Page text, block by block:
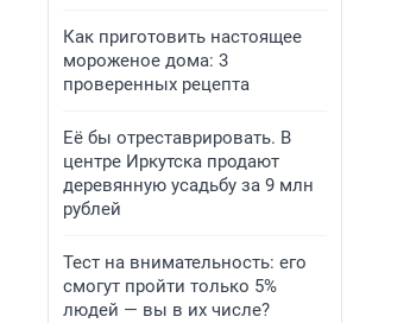
Как приготовить настоящее
мороженое дома: 3
проверенных рецепта
Её бы отреставрировать. В
центре Иркутска продают
деревянную усадьбу за 9 млн
рублей
Тест на внимательность: его
смогут пройти только 5%
людей — вы в их числе?